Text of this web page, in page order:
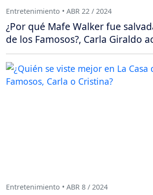
Entretenimiento • ABR 22 / 2024
¿Por qué Mafe Walker fue
de los Famosos?, Carla Giraldo
Entretenimiento • ABR 8 / 2024